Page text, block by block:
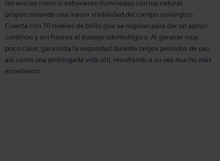
las encías como si estuvieran iluminadas con luz natural,
proporcionando una mayor visibilidad del campo quirúrgico.
Cuenta con 10 niveles de brillo que se regulan para dar un apoyo
continuo y sin fisuras al trabajo odontológico. Al generar muy
poco calor, garantiza la seguridad durante largos periodos de uso,
así como una prolongada vida útil, resultando a su vez mucho más
económico.